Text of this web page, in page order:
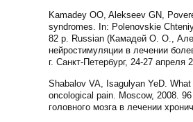
Kamadey OO, Alekseev GN,
syndromes. In: Polenovskie
82 p. Russian (Камадей О. О.,
нейростимуляции в лечении
г. Санкт-Петербург, 24-27 апреля
Shabalov VA, Isagulyan YeD.
oncological pain. Мoscow, 2008.
головного мозга в лечении